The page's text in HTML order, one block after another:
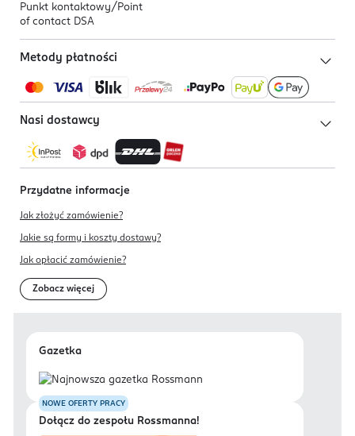
Punkt kontaktowy/ Point
of contact DSA
Metody płatności
Nasi dostawcy
Przydatne informacje
Jak złożyć zamówienie?
Jakie są formy i koszty dostawy?
Jak opłacić zamówienie?
Zobacz więcej
Gazetka
NOWE OFERTY PRACY
Dołącz do zespołu Rossmanna!